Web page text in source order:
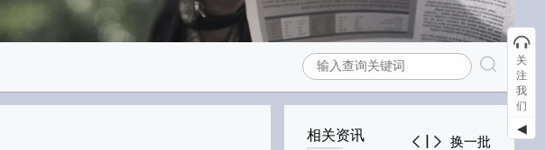
相关资讯 换一批
关
注
我
们
◀